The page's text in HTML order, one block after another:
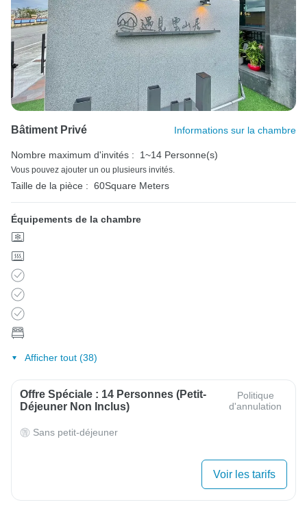
Bâtiment Privé Informations sur la chambre
Nombre maximum d'invités : 1~14 Personne(s)
Vous pouvez ajouter un ou plusieurs invités.
Taille de la pièce : 60Square Meters
Équipements de la chambre
Afficher tout (38)
Offre Spéciale : 14 Personnes (petit-
Déjeuner Non Inclus)
Politique
d'annulation
Sans petit-déjeuner
Voir les tarifs